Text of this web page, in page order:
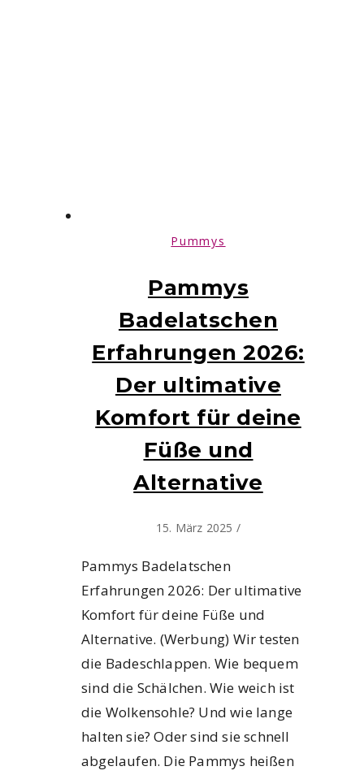
Pummys
Pammys
Badelatschen
Erfahrungen 2026:
Der ultimative
Komfort für deine
Füße und
Alternative
15. März 2025 /
Pammys Badelatschen
Erfahrungen 2026: Der ultimative
Komfort für deine Füße und
Alternative. (Werbung) Wir testen
die Badeschlappen. Wie bequem
sind die Schälchen. Wie weich ist
die Wolkensohle? Und wie lange
halten sie? Oder sind sie schnell
abgelaufen. Die Pammys heißen